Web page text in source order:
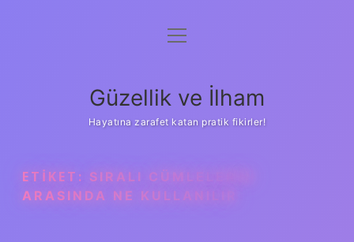
Anasayfa
Yasal Uyarı
menüyü
Güzellik ve İlham
Hayatına zarafet katan pratik fikirler!
ETIKET: SIRALI CÜMLELERIN
ARASINDA NE KULLANILIR